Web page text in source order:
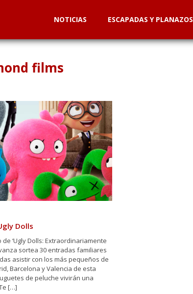
NOTICIAS ESCAPADAS Y PLANAZOS
films
Dolls
‘Ugly Dolls: Extraordinariamente
sortea 30 entradas familiares
asistir con los más pequeños de
Barcelona y Valencia de esta
de peluche vivirán una
[…]